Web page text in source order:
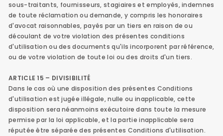
sous-traitants, fournisseurs, stagiaires et employés, indemnes
de toute réclamation ou demande, y compris les honoraires
d'avocat raisonnables, payés par un tiers en raison de ou
découlant de votre violation des présentes conditions
d'utilisation ou des documents qu'ils incorporent par référence,
ou de votre violation de toute loi ou des droits d'un tiers.
ARTICLE 15 – DIVISIBILITÉ
Dans le cas où une disposition des présentes Conditions
d'utilisation est jugée illégale, nulle ou inapplicable, cette
disposition sera néanmoins exécutoire dans toute la mesure
permise par la loi applicable, et la partie inapplicable sera
réputée être séparée des présentes Conditions d'utilisation.